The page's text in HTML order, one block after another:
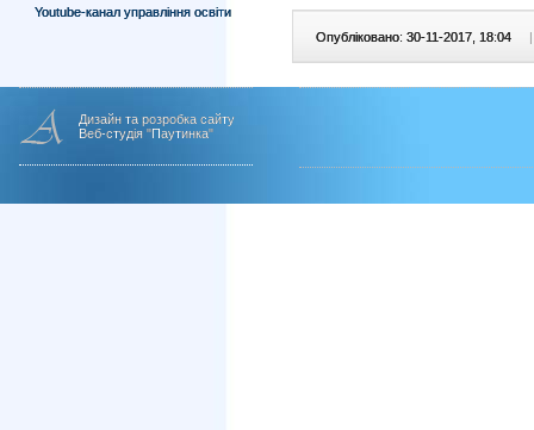
Youtube-канал управління освіти
Опубліковано: 30-11-2017, 18:04 |
Дизайн та розробка сайту
Веб-студія "Паутинка"